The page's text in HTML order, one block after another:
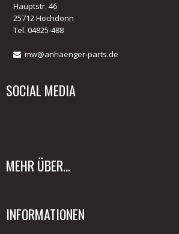
Hauptstr. 46
25712 Hochdonn
Tel. 04825-488
mw@anhaenger-parts.de
SOCIAL MEDIA
MEHR ÜBER...
Unsere AGB's
INFORMATIONEN